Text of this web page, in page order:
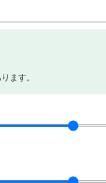
ます。